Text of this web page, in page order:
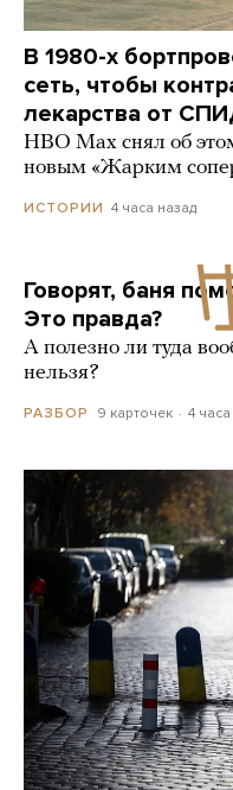
В 1980-х
сеть, чтобы
лекарства от
HBO Max снял об
новым «Жарким
ИСТОРИИ 4 часа назад
Говорят, баня
Это правда?
А полезно ли туда
нельзя?
РАЗБОР 9 карточек 4